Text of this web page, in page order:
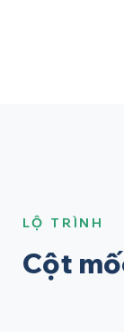
LỘ TRÌNH
Cột